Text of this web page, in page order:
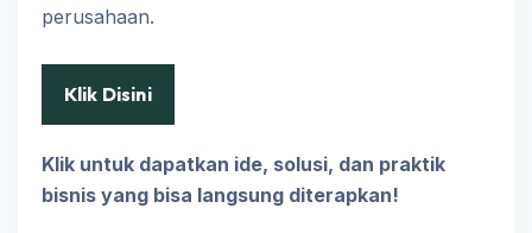
perusahaan.
Klik Disini
Klik untuk dapatkan ide, solusi, dan praktik
bisnis yang bisa langsung diterapkan!